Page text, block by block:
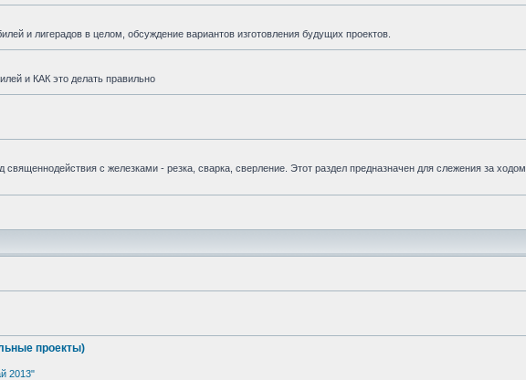
и лигерадов в целом, обсуждение вариантов изготовления будущих проектов.
и КАК это делать правильно
священнодействия с железками - резка, сварка, сверление. Этот раздел предназначен для слежения за ходом
проекты)
2013"